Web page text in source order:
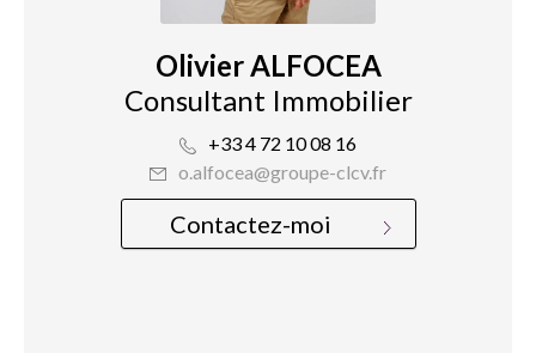
Olivier ALFOCEA
Consultant Immobilier
+33 4 72 10 08 16
o.alfocea@groupe-clcv.fr
Contactez-moi